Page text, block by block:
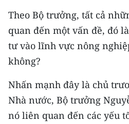
Media Chính trị
Media Kinh tế
Media Văn hóa
Media Xã hội
Media Pháp luật
Theo Bộ trưởng, tất cả
quan đến một vấn đề, đó
tư vào lĩnh vực nông
không?
Nhấn mạnh đây là chủ
Nhà nước, Bộ trưởng
nó liên quan đến các yếu